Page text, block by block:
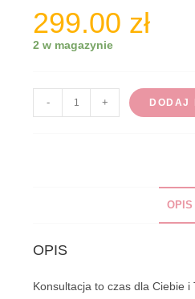
299.00 zł
2 w magazynie
KONSULTACJA
- + DODAJ
OPIS
OPIS
Konsultacja to czas dla Ciebie